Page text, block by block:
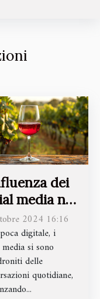
dei
media nel
del vino:
a
2024 16:16
digitale, i
si sono
delle
quotidiane,